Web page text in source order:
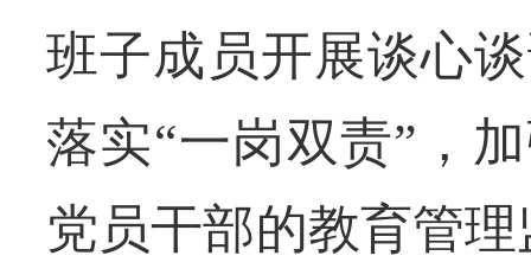
班子成员开展谈心
落实“一岗双责”，
党员干部的教育管